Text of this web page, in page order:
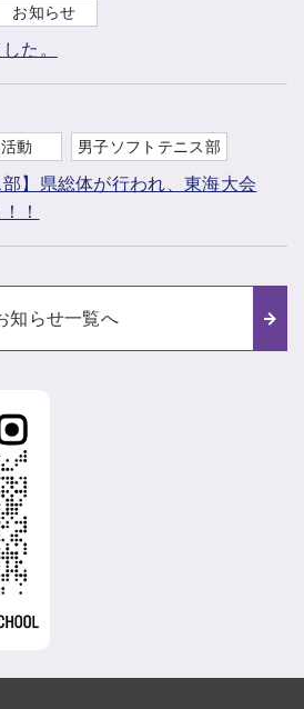
お知らせ
た。
動 男子ソフトテニス部
部】県総体が行われ、東海大会
！
知らせ一覧へ